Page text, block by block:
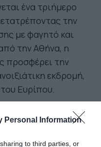
Personal Information
to third parties, or
ένα τριήμερο
την
με φαγητό και
την Αθήνα, η
προσφέρει την
εκδρομή,
Ευρίπου.
παρέες,